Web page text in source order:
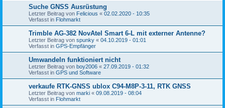
Suche GNSS Ausrüstung
Letzter Beitrag von Felicious « 02.02.2020 - 10:35
Verfasst in Flohmarkt
Trimble AG-382 NovAtel Smart 6-L mit externer Antenne?
Letzter Beitrag von spunky « 04.10.2019 - 01:01
Verfasst in GPS-Empfänger
Umwandeln funktioniert nicht
Letzter Beitrag von boy2006 « 27.09.2019 - 01:32
Verfasst in GPS und Software
verkaufe RTK-GNSS ublox C94-M8P-3-11, RTK GNSS
Letzter Beitrag von marki « 09.08.2019 - 08:04
Verfasst in Flohmarkt